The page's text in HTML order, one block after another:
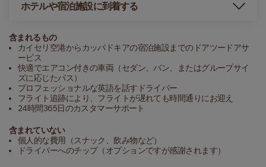
ホテルや宿泊施設に到着する
含まれるもの
カイセリ空港からカッパドキアの宿泊施設までのドアツードアサ
ービス
快適でエアコン付きの車両（セダン、バン、またはグループサイ
ズに応じたバス）
プロフェッショナルな英語を話すドライバー
フライト追跡により、フライトが遅れても時間通りにお迎え
24時間365日のカスタマーサポート
含まれていない
個人的な費用（スナック、飲み物など）
ドライバーへのチップ（オプションですが感謝されます）